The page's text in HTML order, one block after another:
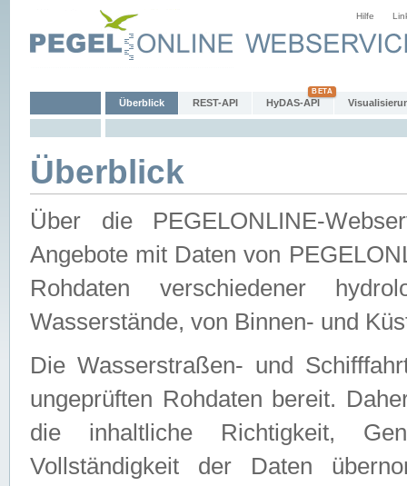
Hilfe
Überblick REST-API HyDAS-API
Überblick
Über die PEGELONLINE-
Angebote mit Daten von
Rohdaten verschiedener
Wasserstände, von Binnen- und
Die Wasserstraßen- und
ungeprüften Rohdaten bereit.
die inhaltliche Richtigkeit,
Vollständigkeit der Daten